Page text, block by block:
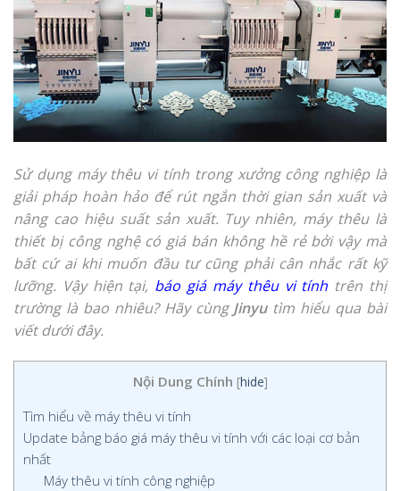
Sử dụng máy thêu vi tính trong xưởng công nghiệp là
giải pháp hoàn hảo để rút ngắn thời gian sản xuất và
nâng cao hiệu suất sản xuất. Tuy nhiên, máy thêu là
thiết bị công nghệ có giá bán không hề rẻ bởi vậy mà
bất cứ ai khi muốn đầu tư cũng phải cân nhắc rất kỹ
lưỡng. Vậy hiện tại, báo giá máy thêu vi tính trên thị
trường là bao nhiêu? Hãy cùngJinyutìm hiểu qua bài
viết dưới đây.
Nội Dung Chính [hide]
Tìm hiểu về máy thêu vi tính
Update bảng báo giá máy thêu vi tính với các loại cơ bản
nhất
Máy thêu vi tính công nghiệp